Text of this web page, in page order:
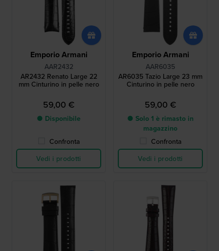
Emporio Armani
AAR2432
AR2432 Renato Large 22
mm Cinturino in pelle nero
59,00 €
● Disponibile
Confronta
Vedi i prodotti
Emporio Armani
AAR6035
AR6035 Tazio Large 23 mm
Cinturino in pelle nero
59,00 €
● Solo 1 è rimasto in
magazzino
Confronta
Vedi i prodotti